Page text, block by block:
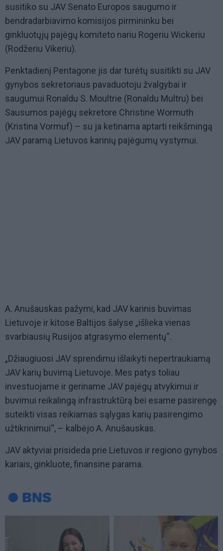
susitiko su JAV Senato Europos saugumo ir
bendradarbiavimo komisijos pirmininku bei
ginkluotųjų pajėgų komiteto nariu Rogeriu Wickeriu
(Rodžeriu Vikeriu).
Penktadienį Pentagone jis dar turėtų susitikti su JAV
gynybos sekretoriaus pavaduotoju žvalgybai ir
saugumui Ronaldu S. Moultrie (Ronaldu Multru) bei
Sausumos pajėgų sekretore Christine Wormuth
(Kristina Vormuf) – su ja ketinama aptarti reikšmingą
JAV paramą Lietuvos karinių pajėgumų vystymui.
A. Anušauskas pažymi, kad JAV karinis buvimas
Lietuvoje ir kitose Baltijos šalyse „išlieka vienas
svarbiausių Rusijos atgrasymo elementų“.
„Džiaugiuosi JAV sprendimu išlaikyti nepertraukiamą
JAV karių buvimą Lietuvoje. Mes patys toliau
investuojame ir geriname JAV pajėgų atvykimui ir
buvimui reikalingą infrastruktūrą bei esame pasirengę
suteikti visas reikiamas sąlygas karių pasirengimo
užtikrinimui“, – kalbėjo A. Anušauskas.
JAV aktyviai prisideda prie Lietuvos ir regiono gynybos
kariais, ginkluote, finansine parama.